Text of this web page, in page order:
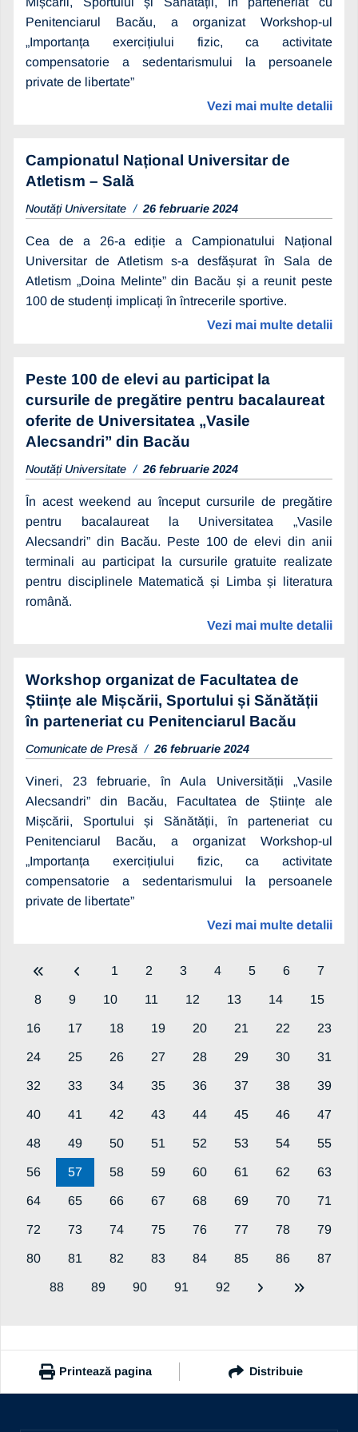
Penitenciarul Bacău, a organizat Workshop-ul
„Importanța exercițiului fizic, ca activitate
compensatorie a sedentarismului la persoanele
private de libertate”
Vezi mai multe detalii
Campionatul Național Universitar de
Atletism – Sală
Noutăți Universitate 26 februarie 2024
Cea de a 26-a ediție a Campionatului Național
Universitar de Atletism s-a desfășurat în Sala de
Atletism „Doina Melinte” din Bacău și a reunit peste
100 de studenți implicați în întrecerile sportive.
Vezi mai multe detalii
Peste 100 de elevi au participat la
cursurile de pregătire pentru bacalaureat
oferite de Universitatea „Vasile
Alecsandri” din Bacău
Noutăți Universitate 26 februarie 2024
În acest weekend au început cursurile de pregătire
pentru bacalaureat la Universitatea „Vasile
Alecsandri” din Bacău. Peste 100 de elevi din anii
terminali au participat la cursurile gratuite realizate
pentru disciplinele Matematică și Limba și literatura
română.
Vezi mai multe detalii
Workshop organizat de Facultatea de
Științe ale Mișcării, Sportului și Sănătății
în parteneriat cu Penitenciarul Bacău
Comunicate de Presă 26 februarie 2024
Vineri, 23 februarie, în Aula Universității „Vasile
Alecsandri” din Bacău, Facultatea de Științe ale
Mișcării, Sportului și Sănătății, în parteneriat cu
Penitenciarul Bacău, a organizat Workshop-ul
„Importanța exercițiului fizic, ca activitate
compensatorie a sedentarismului la persoanele
private de libertate”
Vezi mai multe detalii
1 2 3 4 5 6 7
8 9 10 11 12 13 14 15
16 17 18 19 20 21 22 23
24 25 26 27 28 29 30 31
32 33 34 35 36 37 38 39
40 41 42 43 44 45 46 47
48 49 50 51 52 53 54 55
56 57 58 59 60 61 62 63
64 65 66 67 68 69 70 71
72 73 74 75 76 77 78 79
80 81 82 83 84 85 86 87
88 89 90 91 92
Printează pagina Distribuie